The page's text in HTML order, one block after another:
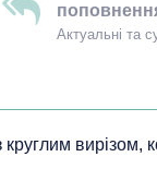
Актуальні та
круглим вирізом,